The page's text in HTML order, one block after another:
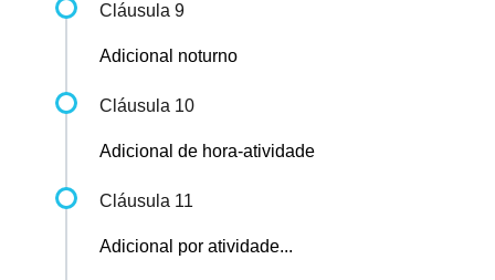
Cláusula 9
Adicional noturno
Cláusula 10
Adicional de hora-atividade
Cláusula 11
Adicional por atividade...